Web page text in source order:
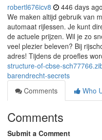
robertl676icv8 446 days ago
We maken altijd gebruik van
automaat rijlessen. Je kunt
de actuele prijzen. Wil je zo
veel plezier beleven? Bij
adres! Tijdens de proefles
structure-of-cbse-
barendrecht-secrets
Comments
Who
Comments
Submit a Comment